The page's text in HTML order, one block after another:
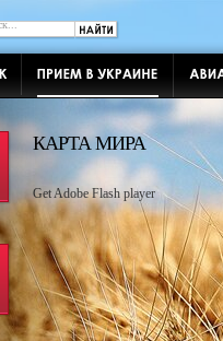
КАРТА МИРА
Get Adobe Flash player